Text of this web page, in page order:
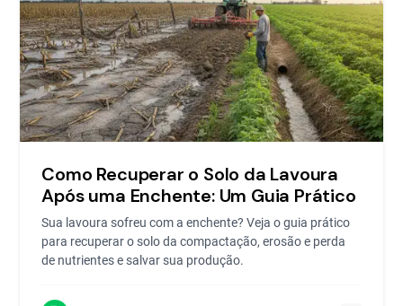
Como Recuperar o Solo da Lavoura
Após uma Enchente: Um Guia Prático
Sua lavoura sofreu com a enchente? Veja o guia prático
para recuperar o solo da compactação, erosão e perda
de nutrientes e salvar sua produção.